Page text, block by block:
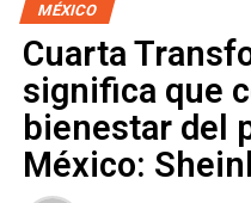
MÉXICO
Cuarta
significa que
bienestar del
México: